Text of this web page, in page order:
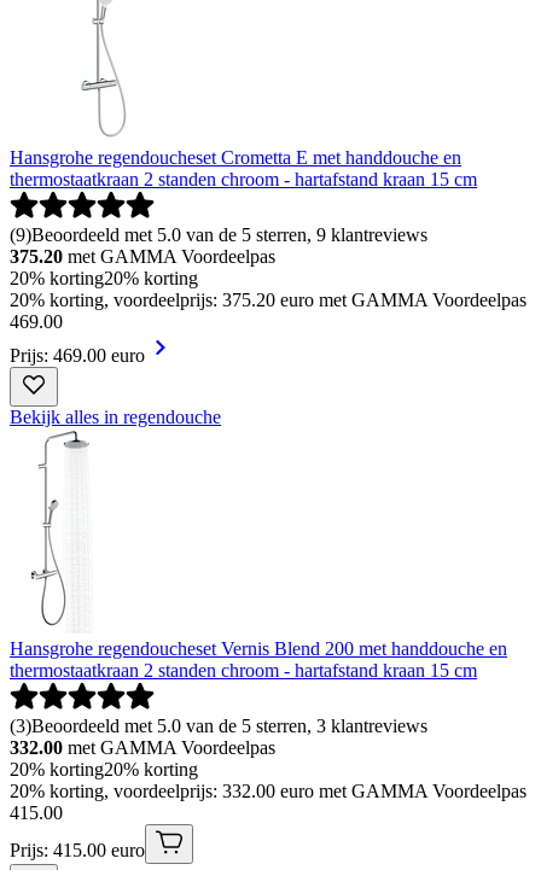
Hansgrohe regendoucheset Crometta E met handdouche en
thermostaatkraan 2 standen chroom - hartafstand kraan 15 cm
(9)Beoordeeld met 5.0 van de 5 sterren, 9 klantreviews
375.20 met GAMMA Voordeelpas
20% korting20% korting
20% korting, voordeelprijs: 375.20 euro met GAMMA Voordeelpas
469.00
Prijs: 469.00 euro
Bekijk alles in regendouche
Hansgrohe regendoucheset Vernis Blend 200 met handdouche en
thermostaatkraan 2 standen chroom - hartafstand kraan 15 cm
(3)Beoordeeld met 5.0 van de 5 sterren, 3 klantreviews
332.00 met GAMMA Voordeelpas
20% korting20% korting
20% korting, voordeelprijs: 332.00 euro met GAMMA Voordeelpas
415.00
Prijs: 415.00 euro